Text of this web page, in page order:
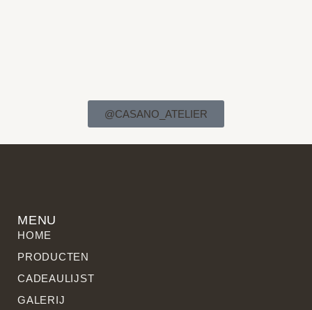
@CASANO_ATELIER
MENU
HOME
PRODUCTEN
CADEAULIJST
GALERIJ